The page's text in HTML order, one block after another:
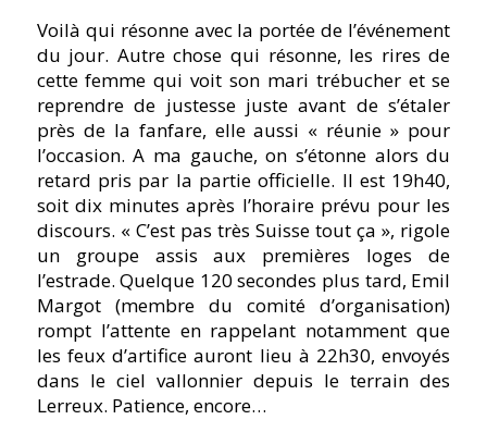
Voilà qui résonne avec la portée de l’événement
du jour. Autre chose qui résonne, les rires de
cette femme qui voit son mari trébucher et se
reprendre de justesse juste avant de s’étaler
près de la fanfare, elle aussi « réunie » pour
l’occasion. A ma gauche, on s’étonne alors du
retard pris par la partie officielle. Il est 19h40,
soit dix minutes après l’horaire prévu pour les
discours. « C’est pas très Suisse tout ça », rigole
un groupe assis aux premières loges de
l’estrade. Quelque 120 secondes plus tard, Emil
Margot (membre du comité d’organisation)
rompt l’attente en rappelant notamment que
les feux d’artifice auront lieu à 22h30, envoyés
dans le ciel vallonnier depuis le terrain des
Lerreux. Patience, encore…